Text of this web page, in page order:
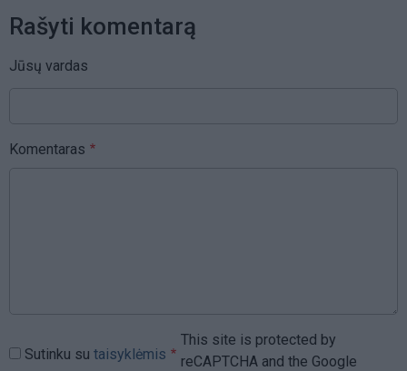
Rašyti komentarą
Jūsų vardas
Komentaras
Sutinku su taisyklėmis
This site is protected by
reCAPTCHA and the Google